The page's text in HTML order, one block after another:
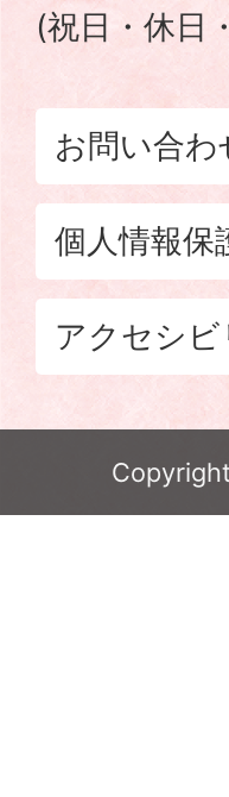
(祝日・休日
お問い合わ
個人情報保
アクセシビ